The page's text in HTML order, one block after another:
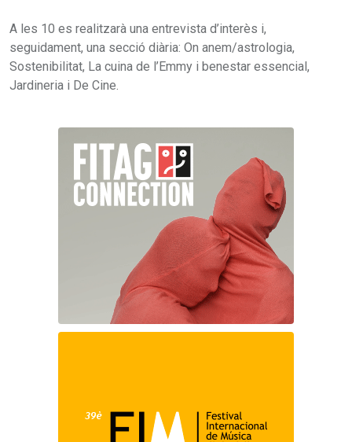
A les 10 es realitzarà una entrevista d’interès i,
seguidament, una secció diària: On anem/astrologia,
Sostenibilitat, La cuina de l’Emmy i benestar essencial,
Jardineria i De Cine.